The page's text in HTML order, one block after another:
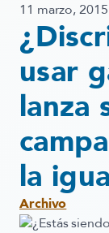
11 marzo, 2015
usar
lanza
la
Archivo
¿Estás